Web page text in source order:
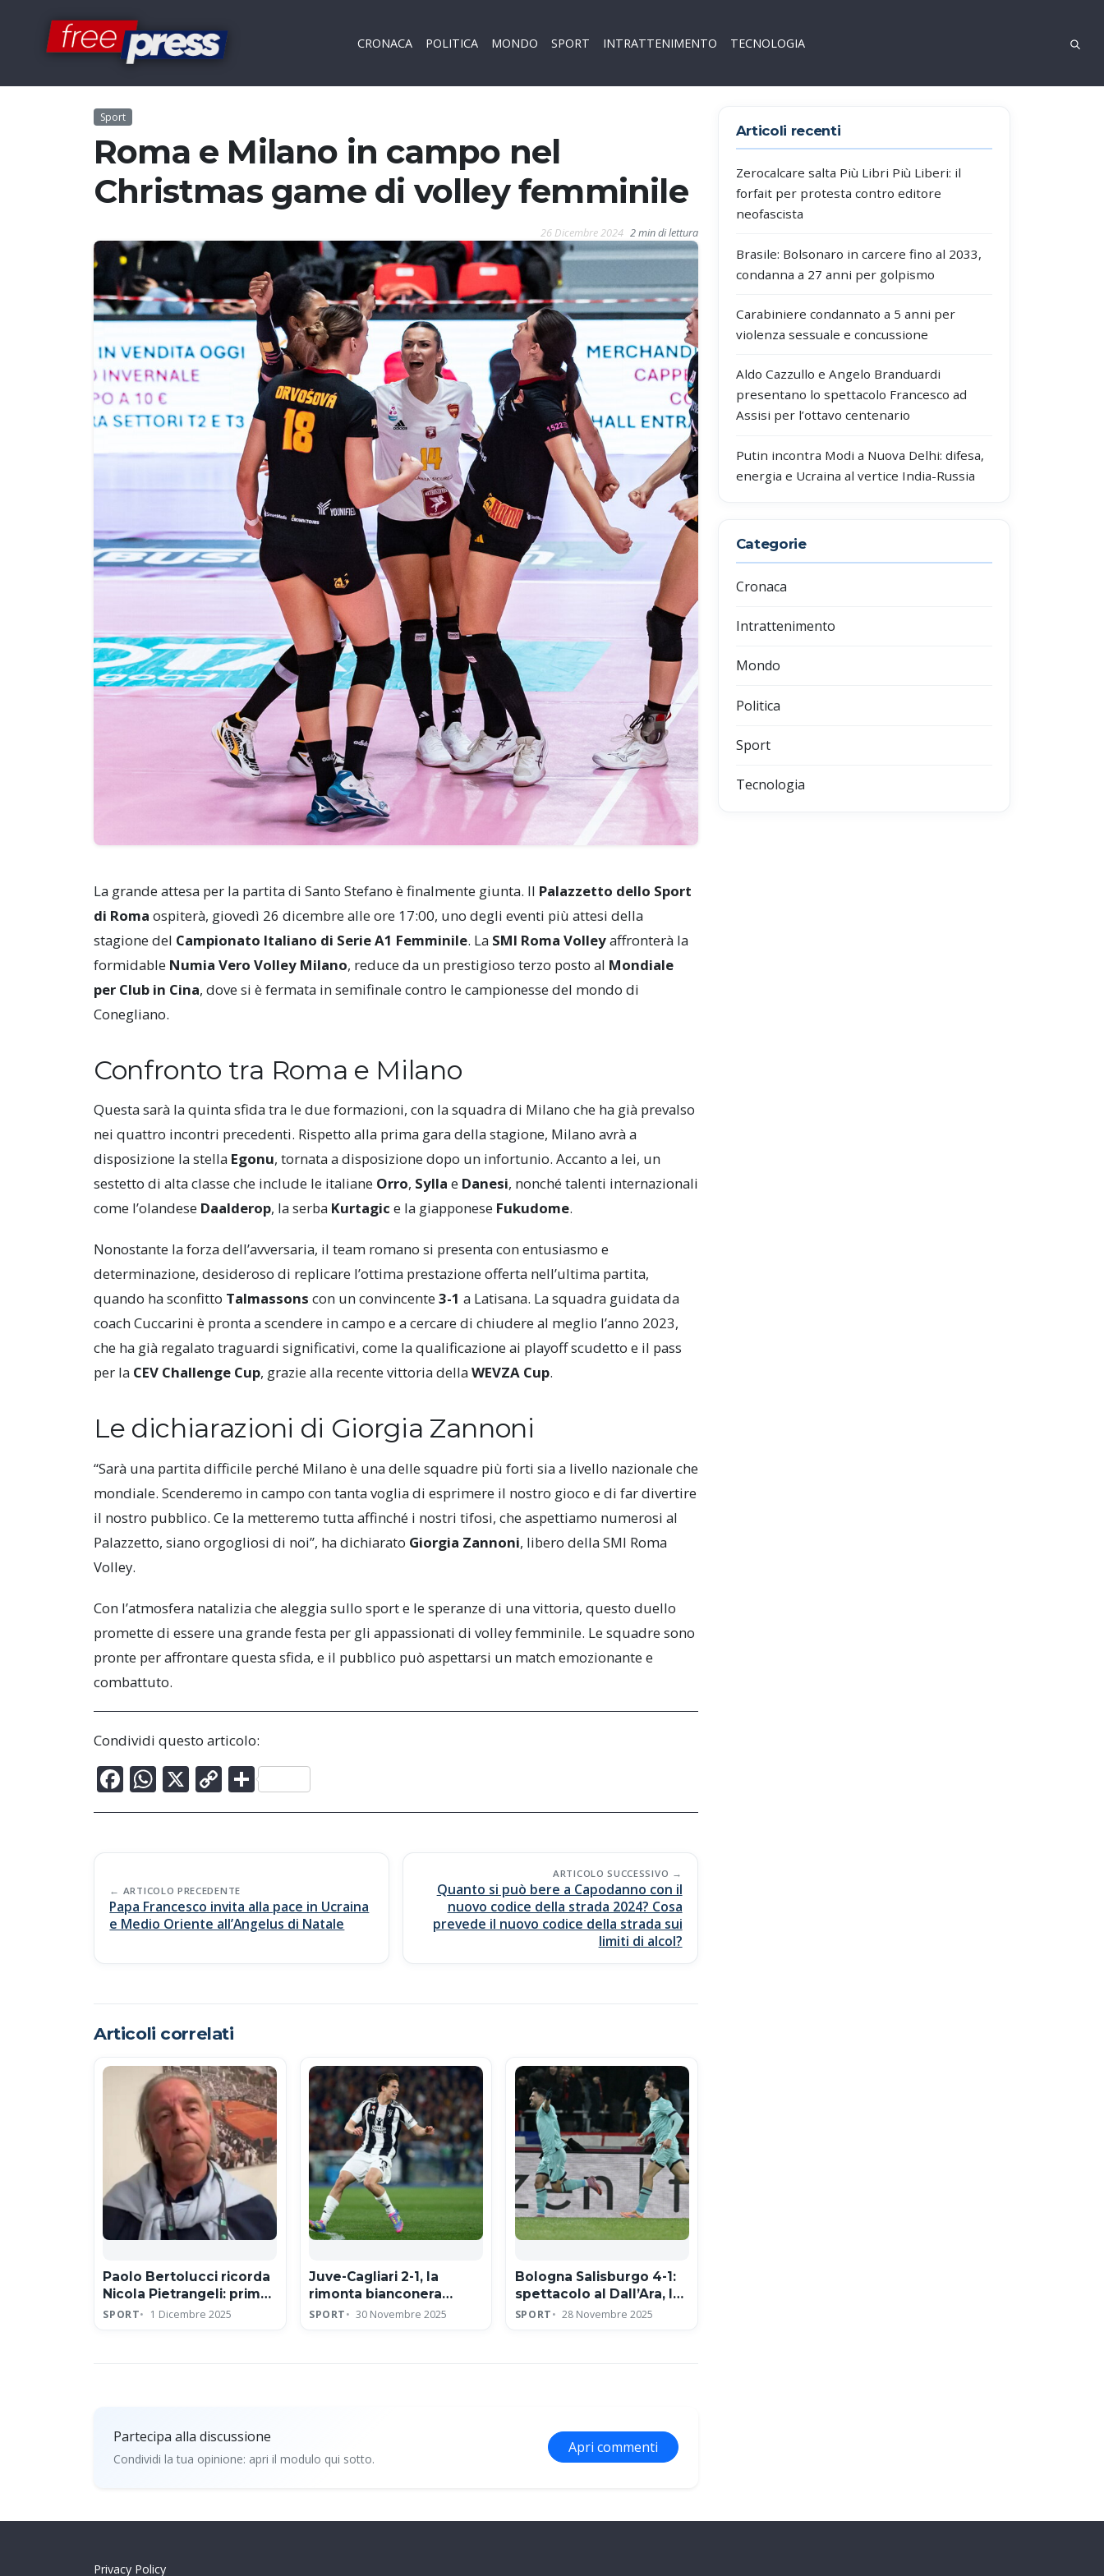
CRONACA POLITICA MONDO SPORT INTRATTENIMENTO TECNOLOGIA
Sport
Roma e Milano in campo nel
Christmas game di volley femminile
26 Dicembre 2024 2 min di lettura
La grande attesa per la partita di Santo Stefano è finalmente giunta. Il Palazzetto dello Sport
di Roma ospiterà, giovedì 26 dicembre alle ore 17:00, uno degli eventi più attesi della
stagione del Campionato Italiano di Serie A1 Femminile. La SMI Roma Volleyaffronterà la
formidable Numia Vero Volley Milano, reduce da un prestigioso terzo posto al Mondiale
per Club in Cina, dove si è fermata in semifinale contro le campionesse del mondo di
Conegliano.
Confronto tra Roma e Milano
Questa sarà la quinta sfida tra le due formazioni, con la squadra di Milano che ha già prevalso
nei quattro incontri precedenti. Rispetto alla prima gara della stagione, Milano avrà a
disposizione la stella Egonu, tornata a disposizione dopo un infortunio. Accanto a lei, un
sestetto di alta classe che include le italiane Orro, Sylla e Danesi, nonché talenti internazionali
come l’olandese Daalderop, la serba Kurtagic e la giapponese Fukudome.
Nonostante la forza dell’avversaria, il team romano si presenta con entusiasmo e
determinazione, desideroso di replicare l’ottima prestazione offerta nell’ultima partita,
quando ha sconfitto Talmassons con un convincente3-1 a Latisana. La squadra guidata da
coach Cuccarini è pronta a scendere in campo e a cercare di chiudere al meglio l’anno 2023,
che ha già regalato traguardi significativi, come la qualificazione ai playoff scudetto e il pass
per la CEV Challenge Cup, grazie alla recente vittoria dellaWEVZA Cup.
Le dichiarazioni di Giorgia Zannoni
“Sarà una partita difficile perché Milano è una delle squadre più forti sia a livello nazionale che
mondiale. Scenderemo in campo con tanta voglia di esprimere il nostro gioco e di far divertire
il nostro pubblico. Ce la metteremo tutta affinché i nostri tifosi, che aspettiamo numerosi al
Palazzetto, siano orgogliosi di noi”, ha dichiarato Giorgia Zannoni, libero della SMI Roma
Volley.
Con l’atmosfera natalizia che aleggia sullo sport e le speranze di una vittoria, questo duello
promette di essere una grande festa per gli appassionati di volley femminile. Le squadre sono
pronte per affrontare questa sfida, e il pubblico può aspettarsi un match emozionante e
combattuto.
Condividi questo articolo:
F
ac
b
o
o
k
W
h
s
A
p
p
X C
o
y
Li
n
k
C
o
di
di
Post
navigation
ARTICOLO PRECEDENTE
Papa Francesco invita alla pace in Ucraina
e Medio Oriente all’Angelus di Natale
ARTICOLO SUCCESSIVO
Quanto si può bere a Capodanno con il
nuovo codice della strada 2024? Cosa
prevede il nuovo codice della strada sui
limiti di alcol?
Articoli correlati
Paolo Bertolucci ricorda
Nicola Pietrangeli: primo
amore tennistico ed
SPORT 1 Dicembre 2025
Juve-Cagliari 2-1, la
rimonta bianconera
firmata da Yildiz:
SPORT 30 Novembre 2025
Bologna Salisburgo 4-1:
spettacolo al Dall’Ara, la
squadra di Italiano vola in
SPORT 28 Novembre 2025
Partecipa alla discussione
Condividi la tua opinione: apri il modulo qui sotto.
Apri commenti
Articoli recenti
Zerocalcare salta Più Libri Più Liberi: il
forfait per protesta contro editore
neofascista
Brasile: Bolsonaro in carcere fino al 2033,
condanna a 27 anni per golpismo
Carabiniere condannato a 5 anni per
violenza sessuale e concussione
Aldo Cazzullo e Angelo Branduardi
presentano lo spettacolo Francesco ad
Assisi per l’ottavo centenario
Putin incontra Modi a Nuova Delhi: difesa,
energia e Ucraina al vertice India-Russia
Categorie
Cronaca
Intrattenimento
Mondo
Politica
Sport
Tecnologia
Privacy Policy